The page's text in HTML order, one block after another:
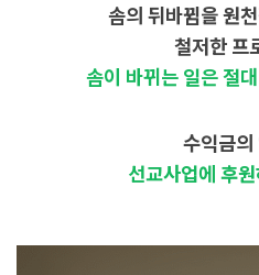
솜의 뒤바뀜을 원
철저한 프
솜이 바뀌는 일은 절
수익금의
선교사업에 후